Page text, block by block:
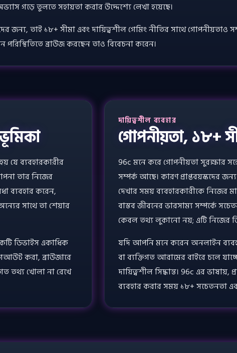
গড়ে তুলতে সহায়তা করার উদ্দেশ্যে লেখা হয়েছে।
জন্য, তাই ১৮+ সীমা এবং দায়িত্বশীল গেমিং নীতির সাথে
ব্রাউজ করছেন তাও বিবেচনা করেন।
যে ব্যবহারকারীর
তার নিজের
ব্যবহার করেন,
সাথে তা শেয়ার
ডিভাইস একাধিক
করা, ব্রাউজারে
তথ্য খোলা না রেখে
দায়িত্বশীল ব্যবহার
গোপনীয়তা, ১৮+
96c মনে করে গোপনীয়তা সুরক্ষার
সম্পর্ক আছে। কারণ প্রাপ্তবয়স্কদের
দেখার সময় ব্যবহারকারীকে নিজের
বাস্তব জীবনের ভারসাম্য সম্পর্কে
কেবল তথ্য লুকানো নয়; এটি নিজের
যদি আপনি মনে করেন অনলাইন
বা ব্যক্তিগত আরামের বাইরে চলে
দায়িত্বশীল সিদ্ধান্ত। 96c এর ভাষায়,
ব্যবহার করার সময় ১৮+ সচেতনতা